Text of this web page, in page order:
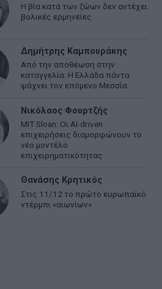
Η βία κατά των ζώων δεν αντέχει
βολικές ερμηνείες
Δημήτρης Καμπουράκης
Από την αποθέωση στην
καταγγελία: Η Ελλάδα πάντα
ψάχνει τον επόμενο Μεσσία
Νικόλαος Φουρτζής
MIT Sloan: Οι AI-driven
επιχειρήσεις διαμορφώνουν το
νέο μοντέλο
επιχειρηματικότητας
Θανάσης Κρητικός
Στις 11/12 το πρώτο ευρωπαϊκό
ντέρμπι «αιωνίων»